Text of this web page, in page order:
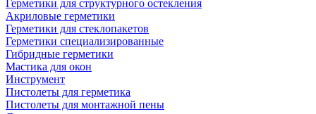
Герметики для структурного остекления
Акриловые герметики
Герметики для стеклопакетов
Герметики специализированные
Гибридные герметики
Мастика для окон
Инструмент
Пистолеты для герметика
Пистолеты для монтажной пены